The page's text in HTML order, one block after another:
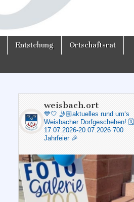
Entstehung Ortschaftsrat
weisbach.ort
💙🤍 🤳🏼aktuelles rund um‘s
Weisbacher Dorfgeschehen! 🗓️
17.07.2026-20.07.2026 700
Jahrfeier 🎉